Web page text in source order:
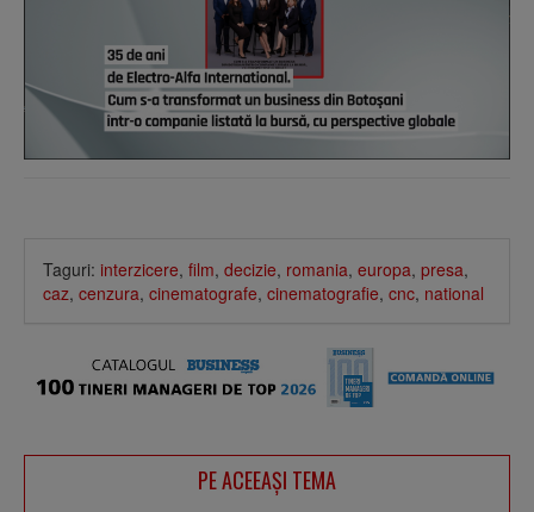
Taguri: interzicere, film, decizie, romania, europa, presa,
caz, cenzura, cinematografe, cinematografie, cnc, national
PE ACEEAŞI TEMA